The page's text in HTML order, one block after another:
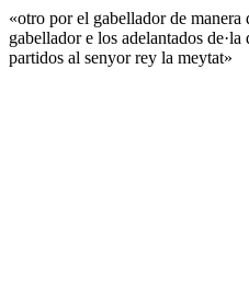
«otro por el gabellador de
gabellador e los adelantados
partidos al senyor rey la meytat»